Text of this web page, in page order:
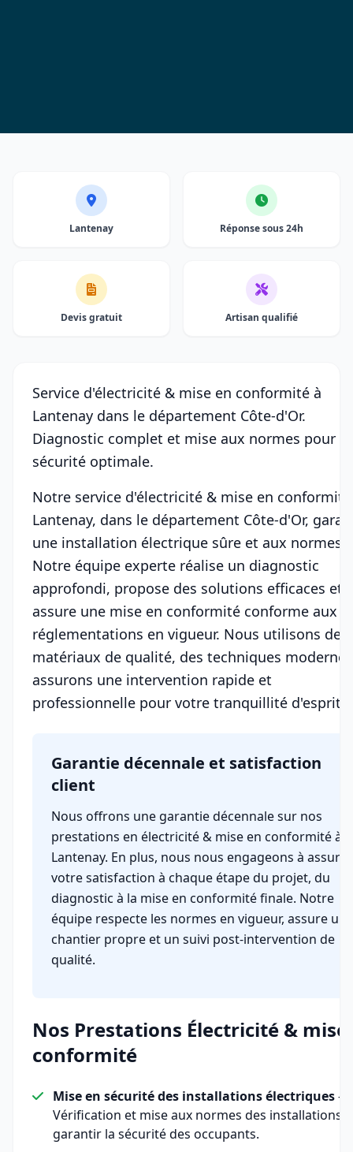
Lantenay Réponse sous 24h
Devis gratuit Artisan qualifié
Service d'électricité & mise en conformité à
Lantenay dans le département Côte-d'Or.
Diagnostic complet et mise aux normes pour
sécurité optimale.
Notre service d'électricité & mise en
Lantenay, dans le département Côte-d'Or,
une installation électrique sûre et aux normes.
Notre équipe experte réalise un diagnostic
approfondi, propose des solutions efficaces et
assure une mise en conformité conforme aux
réglementations en vigueur. Nous utilisons des
matériaux de qualité, des techniques
assurons une intervention rapide et
professionnelle pour votre tranquillité d'esprit.
Garantie décennale et satisfaction
client
Nous offrons une garantie décennale sur nos
prestations en électricité & mise en conformité à
Lantenay. En plus, nous nous engageons à assurer
votre satisfaction à chaque étape du projet, du
diagnostic à la mise en conformité finale. Notre
équipe respecte les normes en vigueur, assure un
chantier propre et un suivi post-intervention de
qualité.
Nos Prestations Électricité & mise
conformité
Mise en sécurité des installations électriques-
Vérification et mise aux normes des installations
garantir la sécurité des occupants.